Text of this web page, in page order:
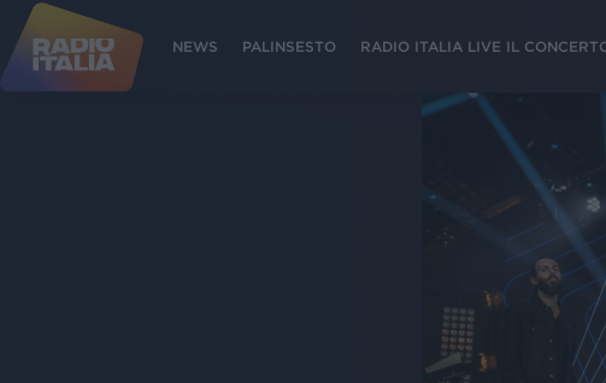
NEWS PALINSESTO RADIO ITALIA LIVE IL